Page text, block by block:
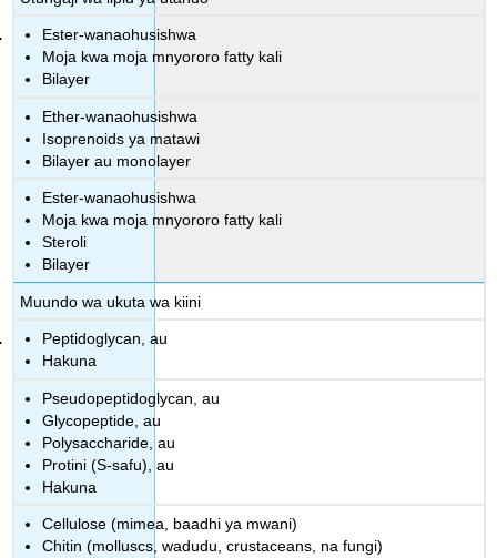
Ester-wanaohusishwa
Moja kwa moja mnyororo fatty kali
Bilayer
Ether-wanaohusishwa
Isoprenoids ya matawi
Bilayer au monolayer
Ester-wanaohusishwa
Moja kwa moja mnyororo fatty kali
Steroli
Bilayer
Muundo wa ukuta wa kiini
Peptidoglycan, au
Hakuna
Pseudopeptidoglycan, au
Glycopeptide, au
Polysaccharide, au
Protini (S-safu), au
Hakuna
Cellulose (mimea, baadhi ya mwani)
Chitin (molluscs, wadudu, crustaceans, na fungi)